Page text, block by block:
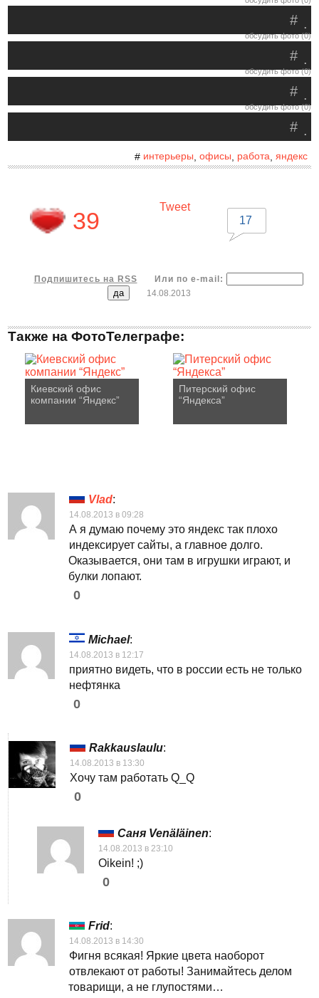
.
#
обсудить фото (0)
.
#
обсудить фото (0)
.
#
обсудить фото (0)
.
#
# интерьеры офисы работа, яндекс
39
Tweet
17
Подпишитесь на RSS
Или по e-mail:
14.08.2013
Также на ФотоТелеграфе:
Киевский офис
компании “Яндекс”
Питерский офис
“Яндекса”
Vlad:
14.08.2013 в 09:28
А я думаю почему это яндекс так плохо
индексирует сайты, а главное долго.
Оказывается, они там в игрушки играют, и
булки лопают.
0
Michael:
14.08.2013 в 12:17
приятно видеть, что в россии есть не только
нефтянка
0
Rakkauslaulu:
14.08.2013 в 13:30
Хочу там работать Q_Q
0
Саня Venäläinen:
14.08.2013 в 23:10
Oikein! ;)
0
Frid:
14.08.2013 в 14:30
Фигня всякая! Яркие цвета наоборот
отвлекают от работы! Занимайтесь делом
товарищи, а не глупостями…